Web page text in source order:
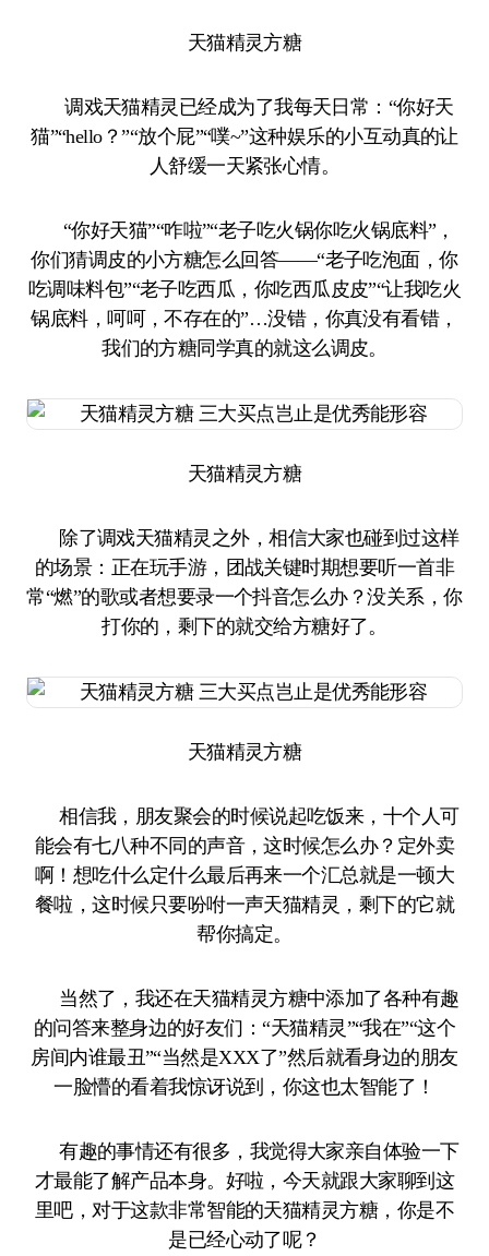
天猫精灵方糖
调戏天猫精灵已经成为了我每天日常：“你好天
猫”“hello？”“放个屁”“噗~”这种娱乐的小互动真的让
人舒缓一天紧张心情。
“你好天猫”“咋啦”“老子吃火锅你吃火锅底料”，
你们猜调皮的小方糖怎么回答——“老子吃泡面，你
吃调味料包”“老子吃西瓜，你吃西瓜皮皮”“让我吃火
锅底料，呵呵，不存在的”…没错，你真没有看错，
我们的方糖同学真的就这么调皮。
天猫精灵方糖
除了调戏天猫精灵之外，相信大家也碰到过这样
的场景：正在玩手游，团战关键时期想要听一首非
常“燃”的歌或者想要录一个抖音怎么办？没关系，你
打你的，剩下的就交给方糖好了。
天猫精灵方糖
相信我，朋友聚会的时候说起吃饭来，十个人可
能会有七八种不同的声音，这时候怎么办？定外卖
啊！想吃什么定什么最后再来一个汇总就是一顿大
餐啦，这时候只要吩咐一声天猫精灵，剩下的它就
帮你搞定。
当然了，我还在天猫精灵方糖中添加了各种有趣
的问答来整身边的好友们：“天猫精灵”“我在”“这个
房间内谁最丑”“当然是XXX了”然后就看身边的朋友
一脸懵的看着我惊讶说到，你这也太智能了！
有趣的事情还有很多，我觉得大家亲自体验一下
才最能了解产品本身。好啦，今天就跟大家聊到这
里吧，对于这款非常智能的天猫精灵方糖，你是不
是已经心动了呢？